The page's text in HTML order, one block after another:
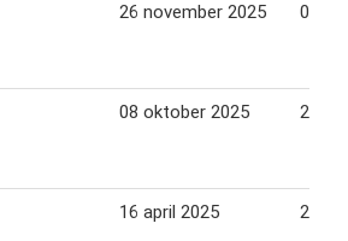
26 november 2025 01
08 oktober 2025 20
16 april 2025 22